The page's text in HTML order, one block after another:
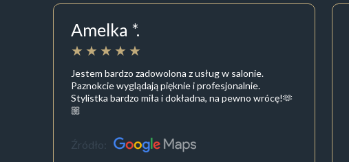
Amelka *.
Jestem bardzo zadowolona z usług w salonie.
Paznokcie wyglądają pięknie i profesjonalnie.
Stylistka bardzo miła i dokładna, na pewno wrócę!🫶
🏼
Źródło: